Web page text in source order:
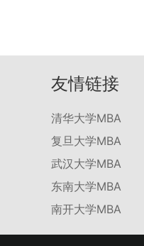
友情链接
清华大学MBA
复旦大学MBA
武汉大学MBA
东南大学MBA
南开大学MBA